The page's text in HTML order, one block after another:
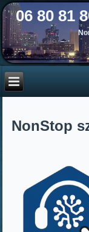
06 80 81
NonStop